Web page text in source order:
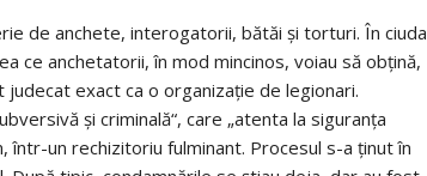
de anchete, interogatorii, bătăi şi torturi. În ciuda
ce anchetatorii, în mod mincinos, voiau să obţină,
judecat exact ca o organizaţie de legionari.
şi criminală“, care „atenta la siguranţa
un rechizitoriu fulminant. Procesul s-a ţinut în